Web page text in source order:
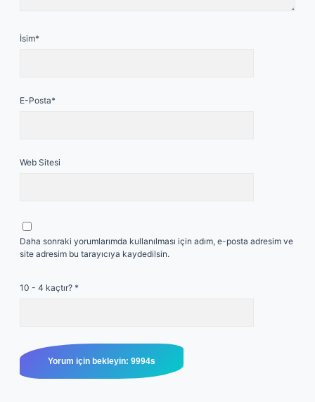
İsim*
E-Posta*
Web Sitesi
Daha sonraki yorumlarımda kullanılması için adım, e-posta adresim ve
site adresim bu tarayıcıya kaydedilsin.
10 - 4 kaçtır? *